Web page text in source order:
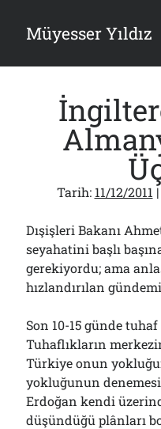
Müyesser Yıldız
Yan
Menü
Asırlık Devlete Bir Haftada
Gazi’den Milletvekillerine
07/08/2026
Türkiye 2.0’a Gidiş!..
05/08/2026
Er Gaziler 20 Gün Sonra
Teröristlere G……yle
01/08/2026
Arşivler
Tarih: 11/12/2011
Dışişleri Bakanı
seyahatini başlı
gerekiyordu; ama
hızlandırılan
Son 10-15 günde
Tuhaflıkların
Türkiye onun
yokluğunun denemesi
Erdoğan kendi
düşündüğü plânları